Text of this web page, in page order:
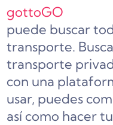
gottoGO
puede buscar
transporte.
transporte
con una
usar, puedes
así como hacer